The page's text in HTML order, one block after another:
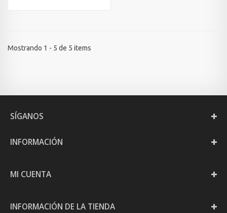
Mostrando 1 - 5 de 5 items
SÍGANOS
INFORMACIÓN
MI CUENTA
INFORMACIÓN DE LA TIENDA